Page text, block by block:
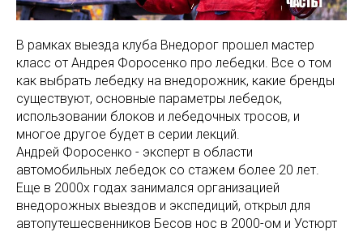
В рамках выезда клуба Внедорог прошел мастер
класс от Андрея Форосенко про лебедки. Все о том
как выбрать лебедку на внедорожник, какие бренды
существуют, основные параметры лебедок,
использовании блоков и лебедочных тросов, и
многое другое будет в серии лекций.
Андрей Форосенко - эксперт в области
автомобильных лебедок со стажем более 20 лет.
Еще в 2000х годах занимался организацией
внедорожных выездов и экспедиций, открыл для
автопутешесвенников Бесов нос в 2000-ом и Устюрт